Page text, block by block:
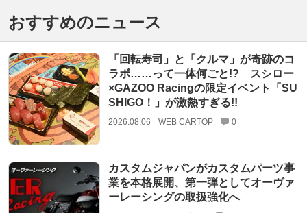
おすすめのニュース
「回転寿司」と「クルマ」が奇跡のコ
ラボ……って一体何ごと!? スシロー
×GAZOO Racingの限定イベント「SU
SHIGO！」が激熱すぎる!!
2026.08.06 WEB CARTOP 0
カスタムジャパンがカスタムパーツ事
業を本格展開、第一弾としてオーヴァ
ーレーシングの取扱強化へ